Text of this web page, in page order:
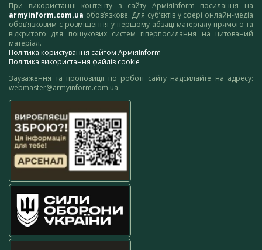
При використанні контенту з сайту АрміяInform посилання на
armyinform.com.ua обов’язкове. Для суб’єктів у сфері онлайн-медіа
обов’язковим є розміщення у першому абзаці матеріалу прямого та
відкритого для пошукових систем гіперпосилання на цитований
матеріал.
Політика користування сайтом АрміяInform
Політика використання файлів cookie
Зауваження та пропозиції по роботі сайту надсилайте на адресу:
webmaster@armyinform.com.ua